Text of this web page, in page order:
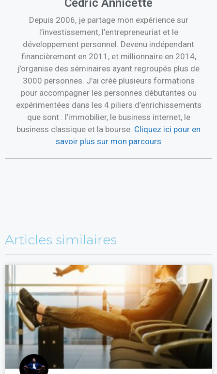
Cédric Annicette
Depuis 2006, je partage mon expérience sur
l’investissement, l’entrepreneuriat et le
développement personnel. Devenu indépendant
financièrement en 2011, et millionnaire en 2014,
j’organise des séminaires ayant regroupés plus de
3000 personnes. J’ai créé plusieurs formations
pour accompagner les personnes débutantes ou
expérimentées dans les 4 piliers d’enrichissements
que sont : l’immobilier, le business internet, le
business classique et la bourse. Cliquez ici pour en
savoir plus sur mon parcours
Articles similaires